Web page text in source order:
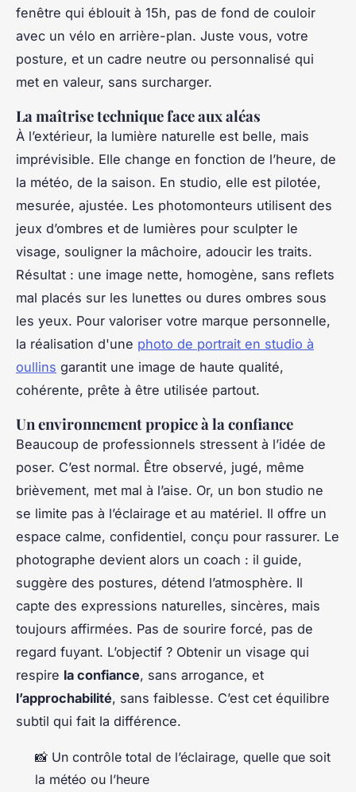
fenêtre qui éblouit à 15h, pas de fond de couloir
avec un vélo en arrière-plan. Juste vous, votre
posture, et un cadre neutre ou personnalisé qui
met en valeur, sans surcharger.
La maîtrise technique face aux aléas
À l’extérieur, la lumière naturelle est belle, mais
imprévisible. Elle change en fonction de l’heure, de
la météo, de la saison. En studio, elle est pilotée,
mesurée, ajustée. Les photomonteurs utilisent des
jeux d’ombres et de lumières pour sculpter le
visage, souligner la mâchoire, adoucir les traits.
Résultat : une image nette, homogène, sans reflets
mal placés sur les lunettes ou dures ombres sous
les yeux. Pour valoriser votre marque personnelle,
la réalisation d'une photo de portrait en studio à
oullins garantit une image de haute qualité,
cohérente, prête à être utilisée partout.
Un environnement propice à la confiance
Beaucoup de professionnels stressent à l’idée de
poser. C’est normal. Être observé, jugé, même
brièvement, met mal à l’aise. Or, un bon studio ne
se limite pas à l’éclairage et au matériel. Il offre un
espace calme, confidentiel, conçu pour rassurer. Le
photographe devient alors un coach : il guide,
suggère des postures, détend l’atmosphère. Il
capte des expressions naturelles, sincères, mais
toujours affirmées. Pas de sourire forcé, pas de
regard fuyant. L’objectif ? Obtenir un visage qui
respire la confiance, sans arrogance, et
l’approchabilité, sans faiblesse. C’est cet équilibre
subtil qui fait la différence.
📸 Un contrôle total de l’éclairage, quelle que soit
la météo ou l’heure